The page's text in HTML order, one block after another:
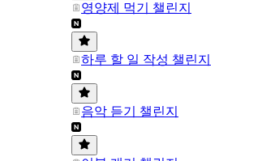
영양제 먹기 챌린지
하루 할 일 작성 챌린지
음악 듣기 챌린지